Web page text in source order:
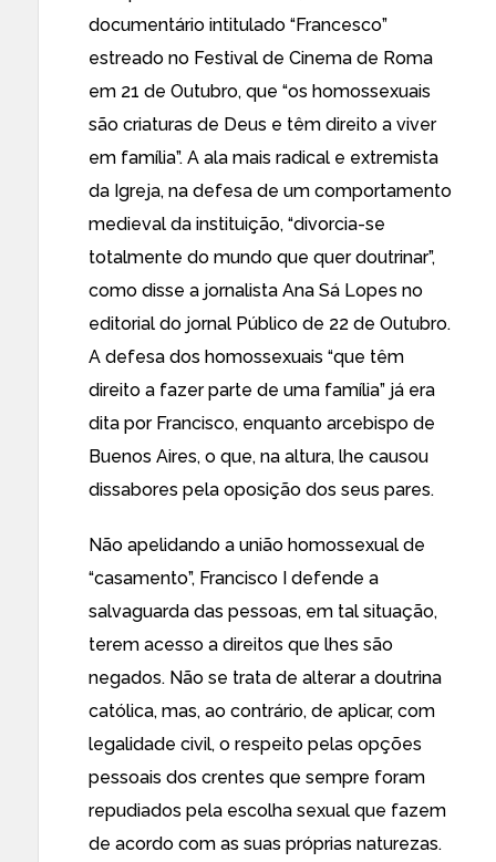
documentário intitulado “Francesco”
estreado no Festival de Cinema de Roma
em 21 de Outubro, que “os homossexuais
são criaturas de Deus e têm direito a viver
em família”. A ala mais radical e extremista
da Igreja, na defesa de um comportamento
medieval da instituição, “divorcia-se
totalmente do mundo que quer doutrinar”,
como disse a jornalista Ana Sá Lopes no
editorial do jornal Público de 22 de Outubro.
A defesa dos homossexuais “que têm
direito a fazer parte de uma família” já era
dita por Francisco, enquanto arcebispo de
Buenos Aires, o que, na altura, lhe causou
dissabores pela oposição dos seus pares.
Não apelidando a união homossexual de
“casamento”, Francisco I defende a
salvaguarda das pessoas, em tal situação,
terem acesso a direitos que lhes são
negados. Não se trata de alterar a doutrina
católica, mas, ao contrário, de aplicar, com
legalidade civil, o respeito pelas opções
pessoais dos crentes que sempre foram
repudiados pela escolha sexual que fazem
de acordo com as suas próprias naturezas.